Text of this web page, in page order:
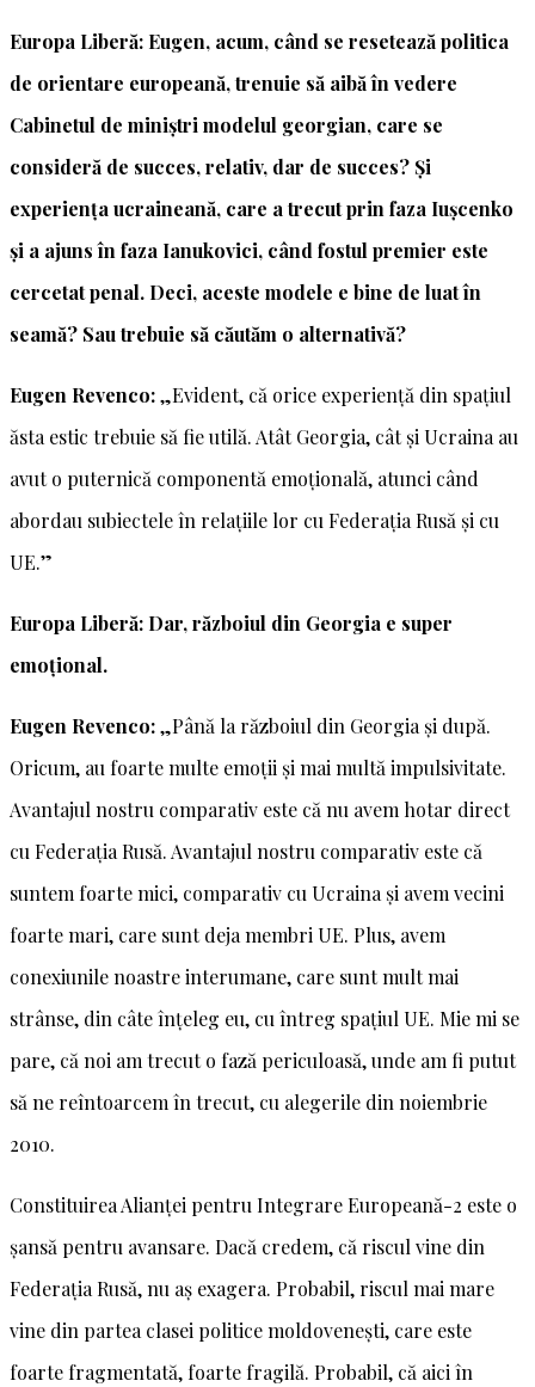
Europa Liberă: Eugen, acum, când se resetează politica
de orientare europeană, trenuie să aibă în vedere
Cabinetul de miniștri modelul georgian, care se
consideră de succes, relativ, dar de succes? Și
experiența ucraineană, care a trecut prin faza Iușcenko
și a ajuns în faza Ianukovici, când fostul premier este
cercetat penal. Deci, aceste modele e bine de luat în
seamă? Sau trebuie să căutăm o alternativă?
Eugen Revenco:„Evident, că orice experiență din spațiul
ăsta estic trebuie să fie utilă. Atât Georgia, cât și Ucraina au
avut o puternică componentă emoțională, atunci când
abordau subiectele în relațiile lor cu Federația Rusă și cu
UE.”
Europa Liberă: Dar, războiul din Georgia e super
emoțional.
Eugen Revenco:„Până la războiul din Georgia și după.
Oricum, au foarte multe emoții și mai multă impulsivitate.
Avantajul nostru comparativ este că nu avem hotar direct
cu Federația Rusă. Avantajul nostru comparativ este că
suntem foarte mici, comparativ cu Ucraina și avem vecini
foarte mari, care sunt deja membri UE. Plus, avem
conexiunile noastre interumane, care sunt mult mai
strânse, din câte înțeleg eu, cu întreg spațiul UE. Mie mi se
pare, că noi am trecut o fază periculoasă, unde am fi putut
să ne reîntoarcem în trecut, cu alegerile din noiembrie
2010.
Constituirea Alianței pentru Integrare Europeană-2 este o
șansă pentru avansare. Dacă credem, că riscul vine din
Federația Rusă, nu aș exagera. Probabil, riscul mai mare
vine din partea clasei politice moldovenești, care este
foarte fragmentată, foarte fragilă. Probabil, că aici în